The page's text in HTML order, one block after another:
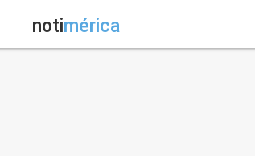
notimérica